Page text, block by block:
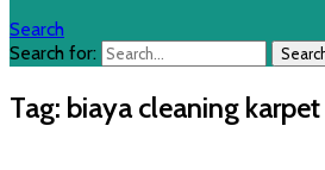
Search
Search for:
Tag: biaya cleaning karpet